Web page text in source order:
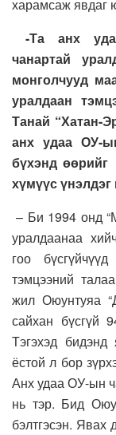
харамсаж явдаг
-Та анх
чанартай
монголчууд
уралдаан
Танай “Хатан-
анх удаа ОУ-
бүхэнд
хүмүүс
– Би 1994 онд
уралдаанаа
гоо
тэмцээний
жил Оюунтуяа
сайхан бүсгүй
Тэгэхэд бидэнд
ёстой л бор
Анх удаа ОУ-ын
нь тэр. Бид
бэлтгэсэн. Явах